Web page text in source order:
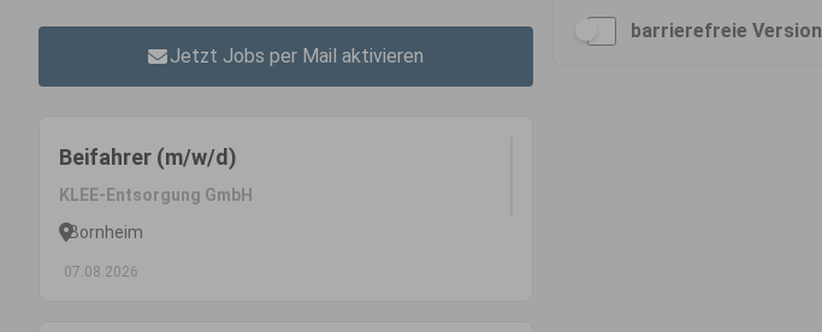
Jetzt Jobs per Mail aktivieren
Beifahrer (m/w/d)
KLEE-Entsorgung GmbH
Bornheim
07.08.2026
barrierefreie Version